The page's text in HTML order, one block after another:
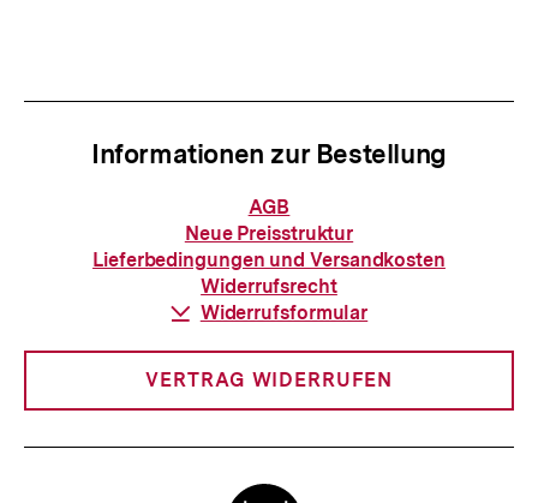
Informationen zur Bestellung
Informationen
zur
Bestellung
AGB
Neue Preisstruktur
Lieferbedingungen und Versandkosten
Widerrufsrecht
Download-
Widerrufsformular
VERTRAG WIDERRUFEN